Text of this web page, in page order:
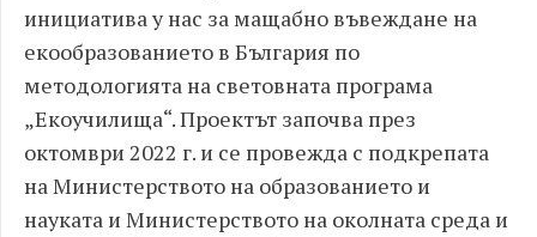
инициатива у нас за мащабно въвеждане на
екообразованието в България по
методологията на световната програма
„Екоучилища“. Проектът започва през
октомври 2022 г. и се провежда с подкрепата
на Министерството на образованието и
науката и Министерството на околната среда и